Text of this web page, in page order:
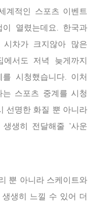
계적인 스포츠 이벤트
이 열렸는데요. 한국과
시차가 크지않아 많은
에서도 저녁 늦게까지
를 시청했습니다. 이처
는 스포츠 중계를 시청
선명한 화질 뿐 아니라
생생히 전달해줄 '사운
뿐 아니라 스케이트와
생히 느낄 수 있어 더